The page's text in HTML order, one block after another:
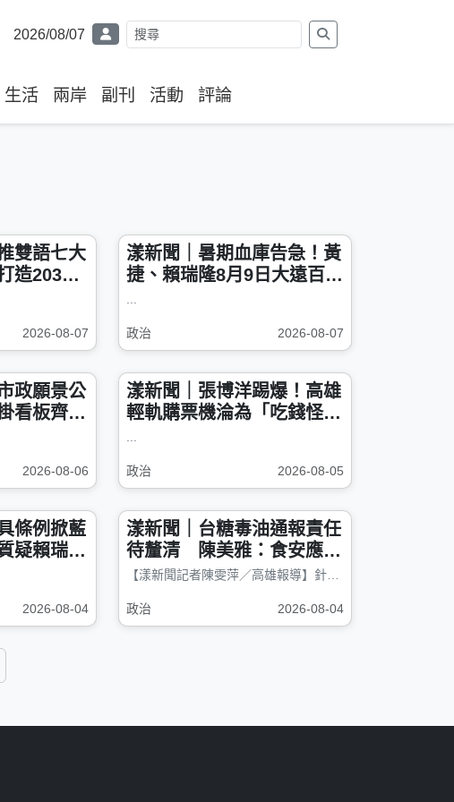
2026/08/07
生活 兩岸 副刊 活動 評論
雙語七大
造2030
2026-08-07
漾新聞｜暑期血庫告急！黃
捷、賴瑞隆8月9日大遠百挽
政治 2026-08-07
政願景公
看板齊亮
2026-08-06
漾新聞｜張博洋踢爆！高雄
輕軌購票機淪為「吃錢怪
政治 2026-08-05
條例掀藍
疑賴瑞隆
2026-08-04
漾新聞｜台糖毒油通報責任
待釐清 陳美雅：食安應在
風險擴大前介入
政治 2026-08-04